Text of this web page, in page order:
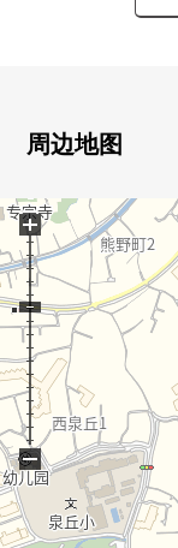
○ 全居室门全部
○ 热水器交换
0 厨房(开放式)
○ 浴室浴室烘干
○ 厕所更换
○ 盥洗台交换
○ 开关·插座铭牌
▼周边环境
0 Fresco东泉丘
0 7-Eleven丰中
0 服部绿地公园
周边地图
+
−